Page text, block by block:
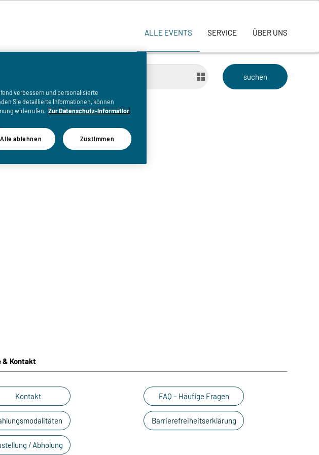
ALLE EVENTS SERVICE ÜBER UNS
& Kontakt
Kontakt
/ Abholung
FAQ – Häufige Fragen
Barrierefreiheitserklärung
verbessern und personalisierte
Sie detaillierte Informationen, können
widerrufen. Zur Datenschutz-Information
Alle ablehnen Zustimmen